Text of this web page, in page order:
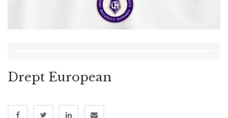
Drept European